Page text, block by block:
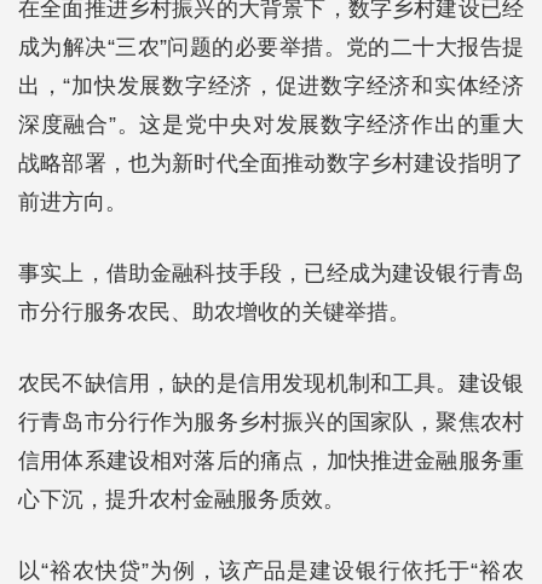
在全面推进乡村振兴的大背景下，数字乡村建设已经
成为解决“三农”问题的必要举措。党的二十大报告提
出，“加快发展数字经济，促进数字经济和实体经济
深度融合”。这是党中央对发展数字经济作出的重大
战略部署，也为新时代全面推动数字乡村建设指明了
前进方向。
事实上，借助金融科技手段，已经成为建设银行青岛
市分行服务农民、助农增收的关键举措。
农民不缺信用，缺的是信用发现机制和工具。建设银
行青岛市分行作为服务乡村振兴的国家队，聚焦农村
信用体系建设相对落后的痛点，加快推进金融服务重
心下沉，提升农村金融服务质效。
以“裕农快贷”为例，该产品是建设银行依托于“裕农